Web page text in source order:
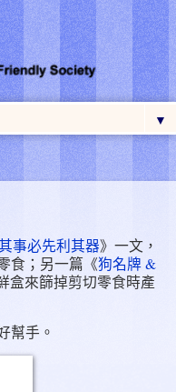
▼
事必先利其器》一文，
食；另一篇《狗名牌 &
盒來篩掉剪切零食時產
幫手。